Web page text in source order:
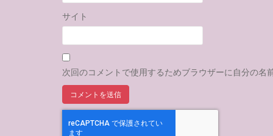
サイト
次回のコメントで使用するためブラウザーに自分の名